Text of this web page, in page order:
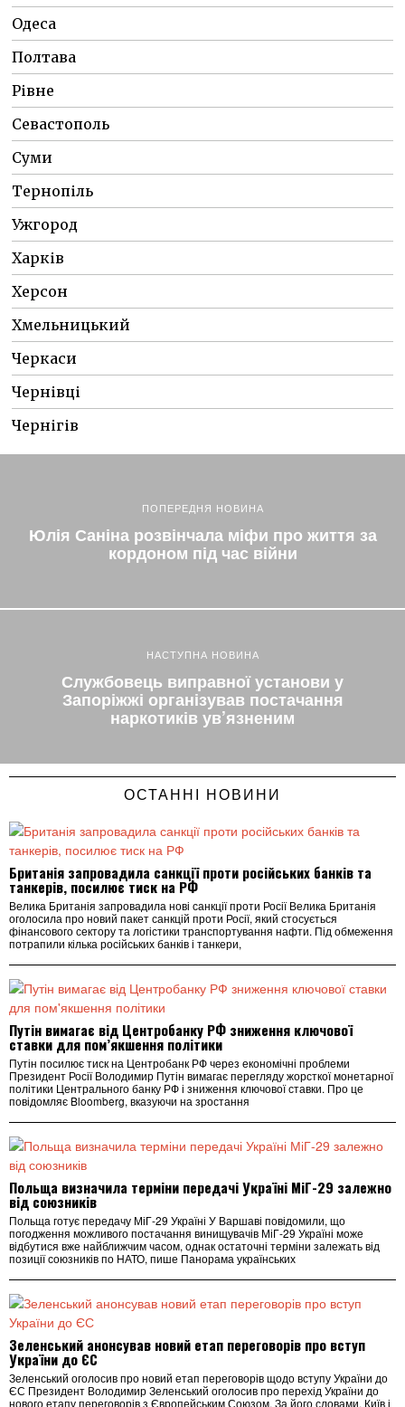
Одеса
Полтава
Рівне
Севастополь
Суми
Тернопіль
Ужгород
Харків
Херсон
Хмельницький
Черкаси
Чернівці
Чернігів
ПОПЕРЕДНЯ НОВИНА
Юлія Саніна розвінчала міфи про життя за
кордоном під час війни
НАСТУПНА НОВИНА
Службовець виправної установи у
Запоріжжі організував постачання
наркотиків ув’язненим
ОСТАННІ НОВИНИ
Британія запровадила санкції проти російських банків та
танкерів, посилює тиск на РФ
Велика Британія запровадила нові санкції проти Росії Велика Британія
оголосила про новий пакет санкцій проти Росії, який стосується
фінансового сектору та логістики транспортування нафти. Під обмеження
потрапили кілька російських банків і танкери,
Путін вимагає від Центробанку РФ зниження ключової
ставки для пом’якшення політики
Путін посилює тиск на Центробанк РФ через економічні проблеми
Президент Росії Володимир Путін вимагає перегляду жорсткої монетарної
політики Центрального банку РФ і зниження ключової ставки. Про це
повідомляє Bloomberg, вказуючи на зростання
Польща визначила терміни передачі Україні МіГ-29 залежно
від союзників
Польща готує передачу МіГ-29 Україні У Варшаві повідомили, що
погодження можливого постачання винищувачів МіГ-29 Україні може
відбутися вже найближчим часом, однак остаточні терміни залежать від
позиції союзників по НАТО, пише Панорама українських
Зеленський анонсував новий етап переговорів про вступ
України до ЄС
Зеленський оголосив про новий етап переговорів щодо вступу України до
ЄС Президент Володимир Зеленський оголосив про перехід України до
нового етапу переговорів з Європейським Союзом. За його словами, Київ і